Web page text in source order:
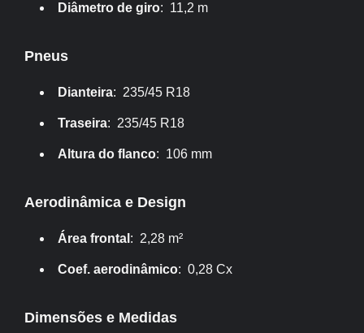
Diâmetro de giro: 11,2 m
Pneus
Dianteira: 235/45 R18
Traseira: 235/45 R18
Altura do flanco: 106 mm
Aerodinâmica e Design
Área frontal : 2,28 m²
Coef. aerodinâmico: 0,28 Cx
Dimensões e Medidas